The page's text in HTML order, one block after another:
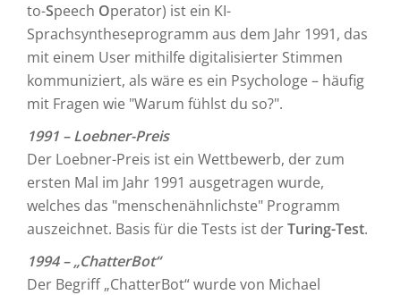
to-Speech Operator) ist ein KI-
Sprachsyntheseprogramm aus dem Jahr 1991, das
mit einem User mithilfe digitalisierter Stimmen
kommuniziert, als wäre es ein Psychologe – häufig
mit Fragen wie "Warum fühlst du so?".
1991 – Loebner-Preis
Der Loebner-Preis ist ein Wettbewerb, der zum
ersten Mal im Jahr 1991 ausgetragen wurde,
welches das "menschenähnlichste" Programm
auszeichnet. Basis für die Tests ist derTuring-Test.
1994 – „ChatterBot“
Der Begriff „ChatterBot“ wurde von Michael